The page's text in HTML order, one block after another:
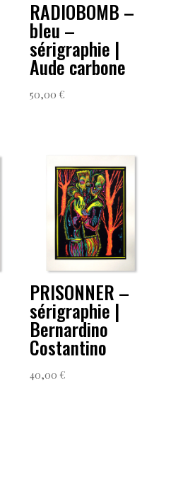
RADIOBOMB –
bleu –
sérigraphie |
Aude carbone
50,00 €
PRISONNER –
sérigraphie |
Bernardino
Costantino
40,00 €